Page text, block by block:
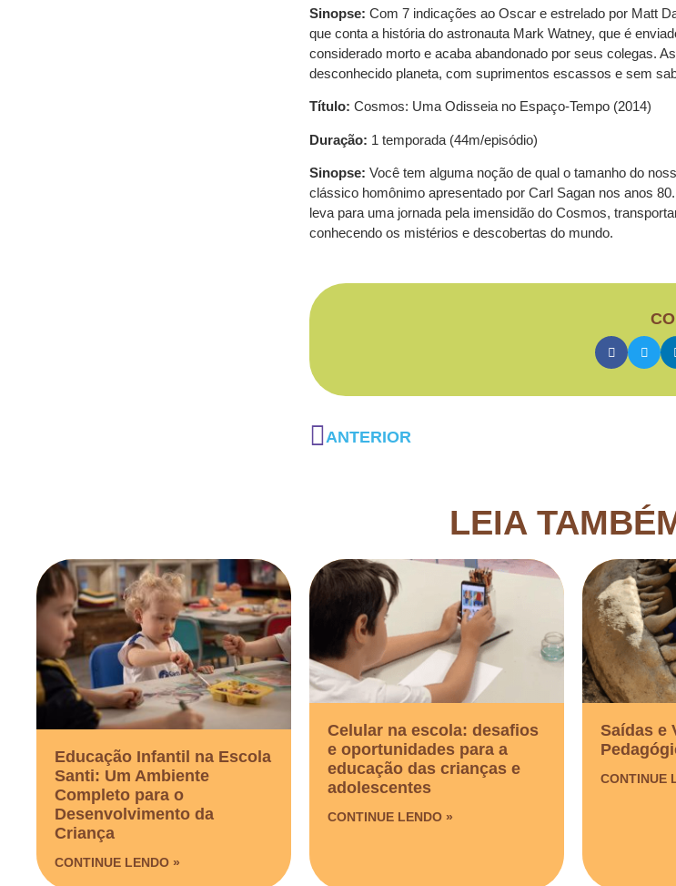
Sinopse: Com 7 indicações ao Oscar e estrelado por Matt
que conta a história do astronauta Mark Watney, que é
considerado morto e acaba abandonado por seus colegas.
desconhecido planeta, com suprimentos escassos e sem
Título: Cosmos: Uma Odisseia no Espaço-Tempo (2014)
Duração: 1 temporada (44m/episódio)
Sinopse: Você tem alguma noção de qual o tamanho do
clássico homônimo apresentado por Carl Sagan nos anos
leva para uma jornada pela imensidão do Cosmos,
conhecendo os mistérios e descobertas do mundo.
ANTERIOR
LEIA
Educação Infantil na Escola
Santi: Um Ambiente
Completo para o
Desenvolvimento da
Criança
CONTINUE LENDO »
Celular na escola: desafios
e oportunidades para a
educação das crianças e
adolescentes
CONTINUE LENDO »
Saídas e
CONTINUE